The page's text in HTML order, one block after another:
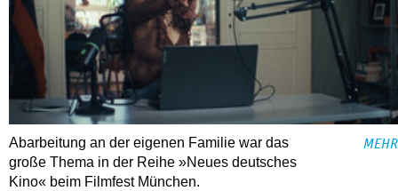
Abarbeitung an der eigenen Familie war das
große Thema in der Reihe »Neues deutsches
Kino« beim Filmfest München.
MEHR